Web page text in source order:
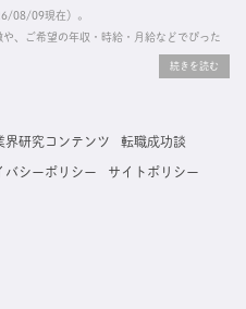
08/09現在）。
、ご希望の年収・時給・月給などでぴった
られた正規の求人情報です。応募いただい
転職・復職できます。
界研究コンテンツ 転職成功談
バシーポリシー サイトポリシー